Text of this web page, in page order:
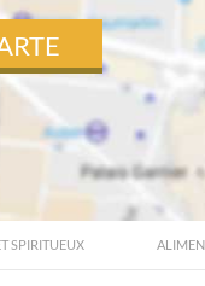
SPIRITUEUX